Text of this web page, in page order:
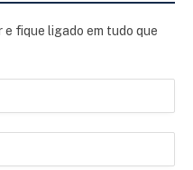
fique ligado em tudo que